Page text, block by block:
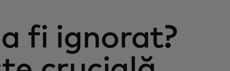
fi ignorat?